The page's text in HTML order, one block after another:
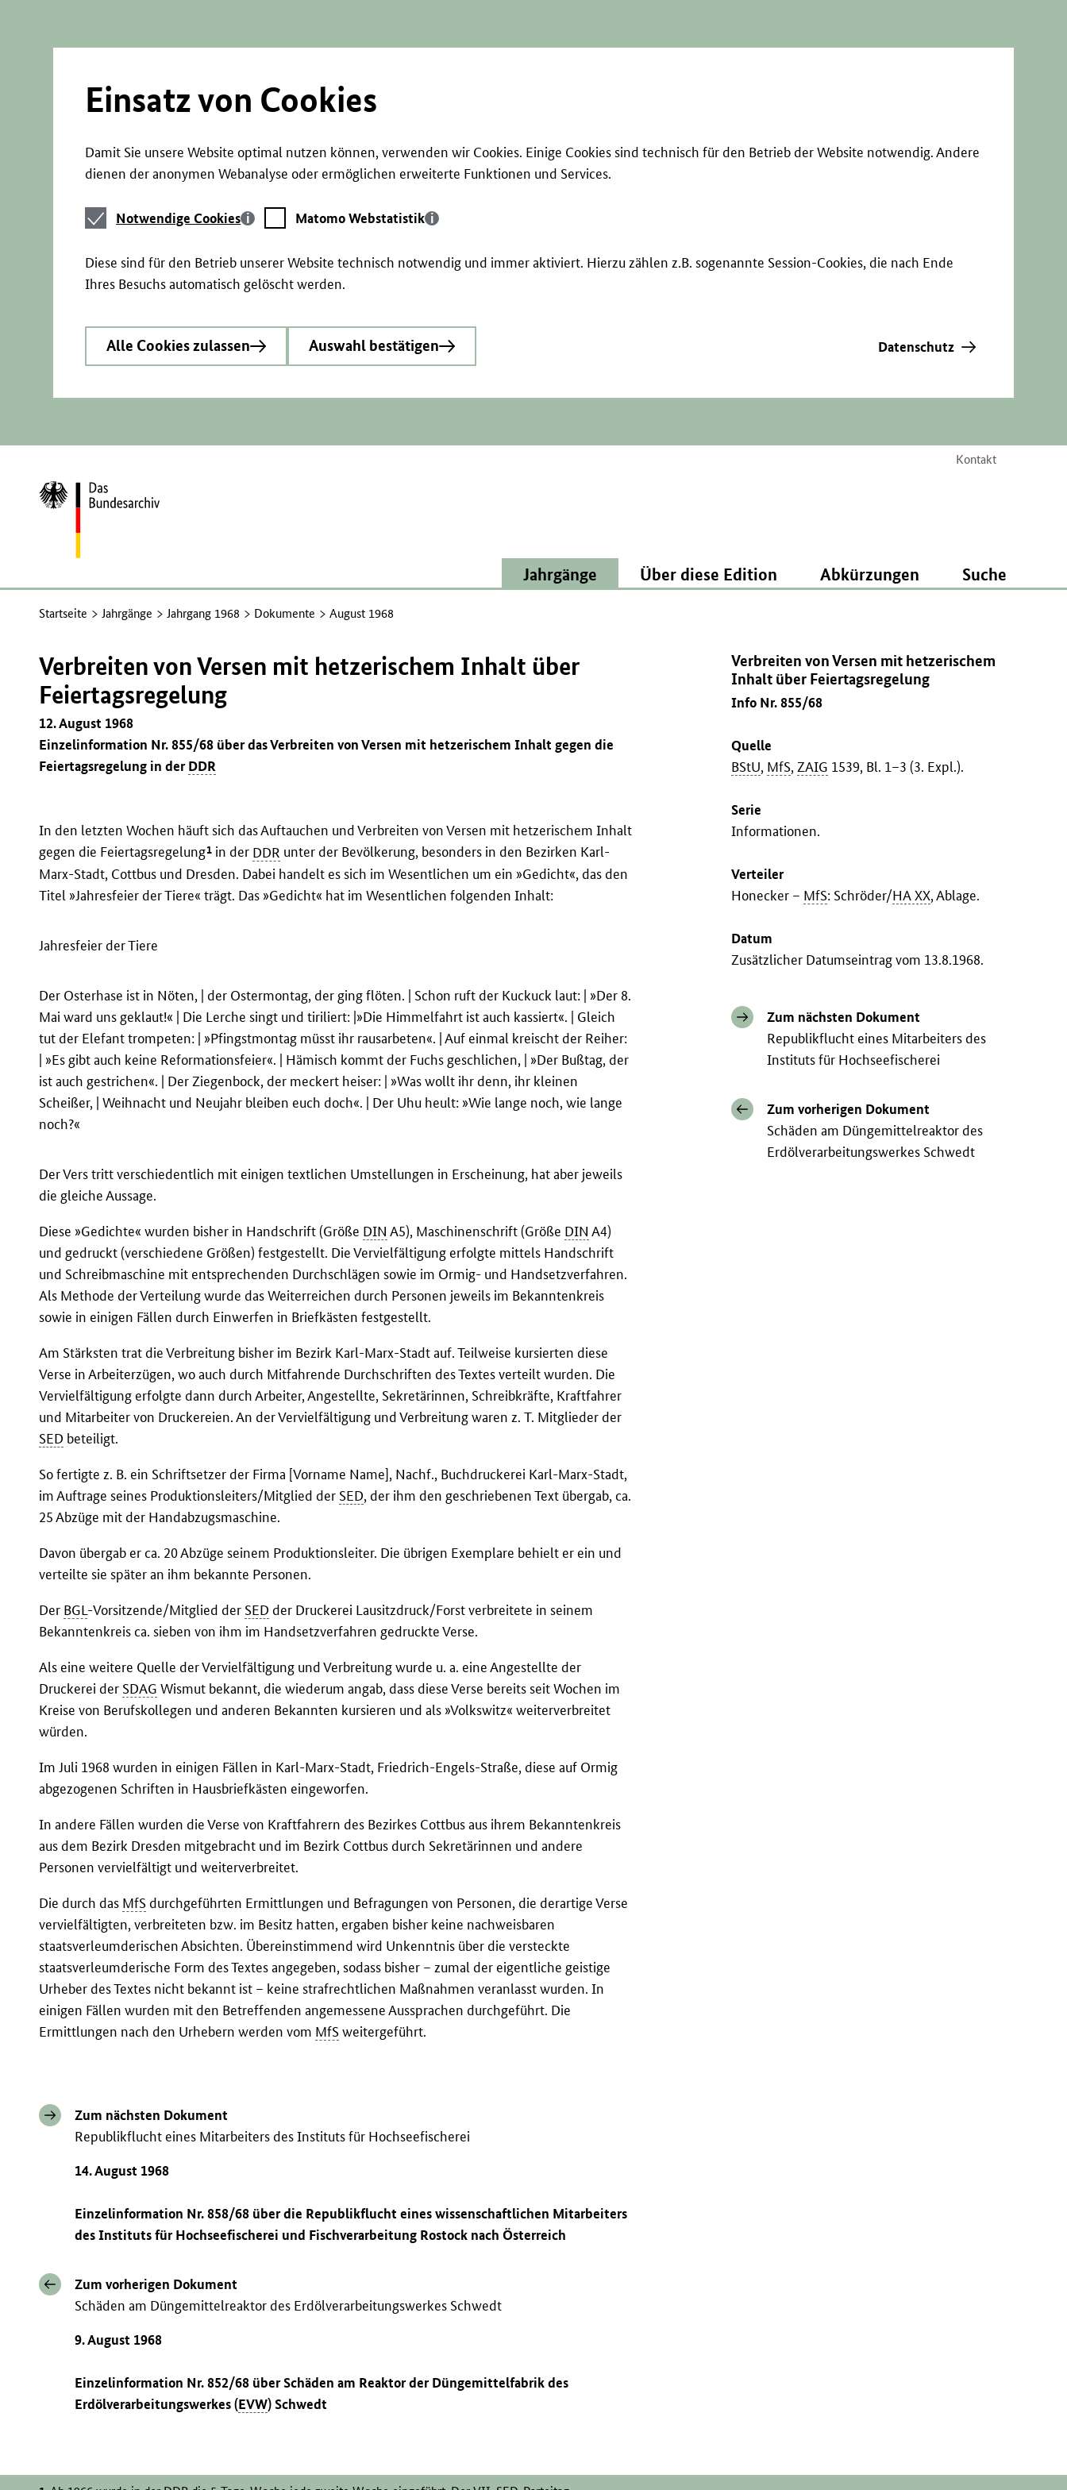
Einsatz von Cookies
Damit Sie unsere Website optimal nutzen können, verwenden wir Cookies. Einige Cookies sind technisch für den Betrieb der Website notwendig. Andere
dienen der anonymen Webanalyse oder ermöglichen erweiterte Funktionen und Services.
Notwendige
Cookies
Notwendige Cookies
Matomo
Webstatistik
Matomo Webstatistik
Diese sind für den Betrieb unserer Website technisch notwendig und immer aktiviert. Hierzu zählen z.B. sogenannte Session-Cookies, die nach Ende
Ihres Besuchs automatisch gelöscht werden.
Alle Cookies zulassen Auswahl bestätigen Datenschutz
Kontakt
Zur
Startseite
Jahrgänge Über diese Edition Abkürzungen Suche
Startseite Jahrgänge Jahrgang 1968 Dokumente August 1968
Verbreiten von Versen mit hetzerischem
Inhalt über Feiertagsregelung
Info Nr. 855/68
Quelle
BStU, MfS,ZAIG 1539, Bl. 1–3 (3. Expl.).
Serie
Informationen.
Verteiler
Honecker – MfS: Schröder/HA XX, Ablage.
Datum
Zusätzlicher Datumseintrag vom 13.8.1968.
Zum nächsten Dokument
Republikflucht eines Mitarbeiters des
Instituts für Hochseefischerei
Zum vorherigen Dokument
Schäden am Düngemittelreaktor des
Erdölverarbeitungswerkes Schwedt
Verbreiten von Versen mit hetzerischem Inhalt über
Feiertagsregelung
12. August 1968
Einzelinformation Nr. 855/68 über das Verbreiten von Versen mit hetzerischem Inhalt gegen die
Feiertagsregelung in derDDR
In den letzten Wochen häuft sich das Auftauchen und Verbreiten von Versen mit hetzerischem Inhalt
gegen die Feiertagsregelung1 in der DDR unter der Bevölkerung, besonders in den Bezirken Karl-
Marx-Stadt, Cottbus und Dresden. Dabei handelt es sich im Wesentlichen um ein »Gedicht«, das den
Titel »Jahresfeier der Tiere« trägt. Das »Gedicht« hat im Wesentlichen folgenden Inhalt:
Jahresfeier der Tiere
Der Osterhase ist in Nöten, | der Ostermontag, der ging flöten. | Schon ruft der Kuckuck laut: | »Der 8.
Mai ward uns geklaut!« | Die Lerche singt und tiriliert: |»Die Himmelfahrt ist auch kassiert«. | Gleich
tut der Elefant trompeten: | »Pfingstmontag müsst ihr rausarbeten«. | Auf einmal kreischt der Reiher:
| »Es gibt auch keine Reformationsfeier«. | Hämisch kommt der Fuchs geschlichen, | »Der Bußtag, der
ist auch gestrichen«. | Der Ziegenbock, der meckert heiser: | »Was wollt ihr denn, ihr kleinen
Scheißer, | Weihnacht und Neujahr bleiben euch doch«. | Der Uhu heult: »Wie lange noch, wie lange
noch?«
Der Vers tritt verschiedentlich mit einigen textlichen Umstellungen in Erscheinung, hat aber jeweils
die gleiche Aussage.
Diese »Gedichte« wurden bisher in Handschrift (Größe DIN A5), Maschinenschrift (Größe DIN A4)
und gedruckt (verschiedene Größen) festgestellt. Die Vervielfältigung erfolgte mittels Handschrift
und Schreibmaschine mit entsprechenden Durchschlägen sowie im Ormig- und Handsetzverfahren.
Als Methode der Verteilung wurde das Weiterreichen durch Personen jeweils im Bekanntenkreis
sowie in einigen Fällen durch Einwerfen in Briefkästen festgestellt.
Am Stärksten trat die Verbreitung bisher im Bezirk Karl-Marx-Stadt auf. Teilweise kursierten diese
Verse in Arbeiterzügen, wo auch durch Mitfahrende Durchschriften des Textes verteilt wurden. Die
Vervielfältigung erfolgte dann durch Arbeiter, Angestellte, Sekretärinnen, Schreibkräfte, Kraftfahrer
und Mitarbeiter von Druckereien. An der Vervielfältigung und Verbreitung waren z. T. Mitglieder der
SED beteiligt.
So fertigte z. B. ein Schriftsetzer der Firma [Vorname Name], Nachf., Buchdruckerei Karl-Marx-Stadt,
im Auftrage seines Produktionsleiters/Mitglied der SED, der ihm den geschriebenen Text übergab, ca.
25 Abzüge mit der Handabzugsmaschine.
Davon übergab er ca. 20 Abzüge seinem Produktionsleiter. Die übrigen Exemplare behielt er ein und
verteilte sie später an ihm bekannte Personen.
Der BGL -Vorsitzende/Mitglied der SED der Druckerei Lausitzdruck/Forst verbreitete in seinem
Bekanntenkreis ca. sieben von ihm im Handsetzverfahren gedruckte Verse.
Als eine weitere Quelle der Vervielfältigung und Verbreitung wurde u. a. eine Angestellte der
Druckerei der SDAG Wismut bekannt, die wiederum angab, dass diese Verse bereits seit Wochen im
Kreise von Berufskollegen und anderen Bekannten kursieren und als »Volkswitz« weiterverbreitet
würden.
Im Juli 1968 wurden in einigen Fällen in Karl-Marx-Stadt, Friedrich-Engels-Straße, diese auf Ormig
abgezogenen Schriften in Hausbriefkästen eingeworfen.
In andere Fällen wurden die Verse von Kraftfahrern des Bezirkes Cottbus aus ihrem Bekanntenkreis
aus dem Bezirk Dresden mitgebracht und im Bezirk Cottbus durch Sekretärinnen und andere
Personen vervielfältigt und weiterverbreitet.
Die durch das MfSdurchgeführten Ermittlungen und Befragungen von Personen, die derartige Verse
vervielfältigten, verbreiteten bzw. im Besitz hatten, ergaben bisher keine nachweisbaren
staatsverleumderischen Absichten. Übereinstimmend wird Unkenntnis über die versteckte
staatsverleumderische Form des Textes angegeben, sodass bisher – zumal der eigentliche geistige
Urheber des Textes nicht bekannt ist – keine strafrechtlichen Maßnahmen veranlasst wurden. In
einigen Fällen wurden mit den Betreffenden angemessene Aussprachen durchgeführt. Die
Ermittlungen nach den Urhebern werden vom MfSweitergeführt.
Zum nächsten Dokument
Republikflucht eines Mitarbeiters des Instituts für Hochseefischerei
14. August 1968
Einzelinformation Nr. 858/68 über die Republikflucht eines wissenschaftlichen Mitarbeiters
des Instituts für Hochseefischerei und Fischverarbeitung Rostock nach Österreich
Zum vorherigen Dokument
Schäden am Düngemittelreaktor des Erdölverarbeitungswerkes Schwedt
9. August 1968
Einzelinformation Nr. 852/68 über Schäden am Reaktor der Düngemittelfabrik des
Erdölverarbeitungswerkes (EVW) Schwedt